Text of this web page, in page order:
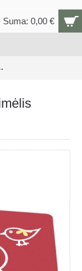
Suma: 0,00 €
dubenėliai,